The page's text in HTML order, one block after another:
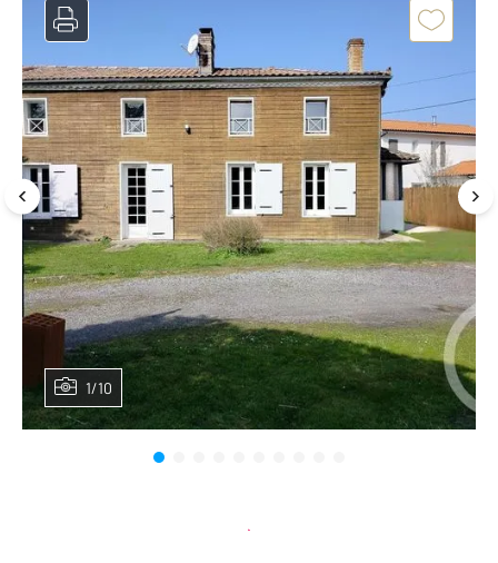
1/10